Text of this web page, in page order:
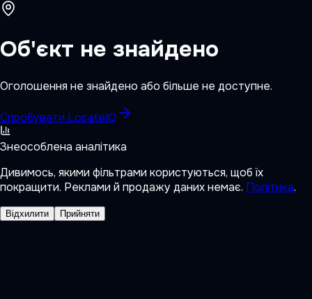
Об'єкт не знайдено
Оголошення не знайдено або більше не доступне.
Спробувати LocateIQ
Знеособлена аналітика
Дивимось, якими фільтрами користуються, щоб їх
покращити. Реклами й продажу даних немає. Політика.
Відхилити Прийняти